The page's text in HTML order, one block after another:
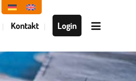
Kontakt Login